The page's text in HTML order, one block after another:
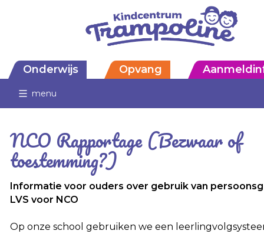
Onderwijs Opvang
menu
NCO Rapportage (Bezwaar of
toestemming?)
Informatie voor ouders over gebruik van
LVS voor NCO
Op onze school gebruiken we een